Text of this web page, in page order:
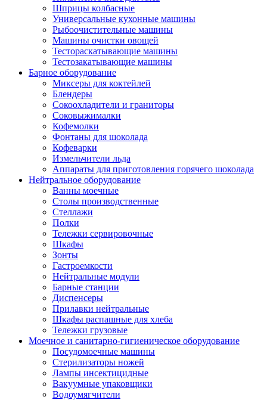
Шприцы колбасные
Универсальные кухонные машины
Рыбоочистительные машины
Машины очистки овощей
Тестораскатывающие машины
Тестозакатывающие машины
Барное оборудование
Миксеры для коктейлей
Блендеры
Сокоохладители и граниторы
Соковыжималки
Кофемолки
Фонтаны для шоколада
Кофеварки
Измельчители льда
Аппараты для приготовления горячего шоколада
Нейтральное оборудование
Ванны моечные
Столы производственные
Стеллажи
Полки
Тележки сервировочные
Шкафы
Зонты
Гастроемкости
Нейтральные модули
Барные станции
Диспенсеры
Прилавки нейтральные
Шкафы распашные для хлеба
Тележки грузовые
Моечное и санитарно-гигиеническое оборудование
Посудомоечные машины
Стерилизаторы ножей
Лампы инсектицидные
Вакуумные упаковщики
Водоумягчители